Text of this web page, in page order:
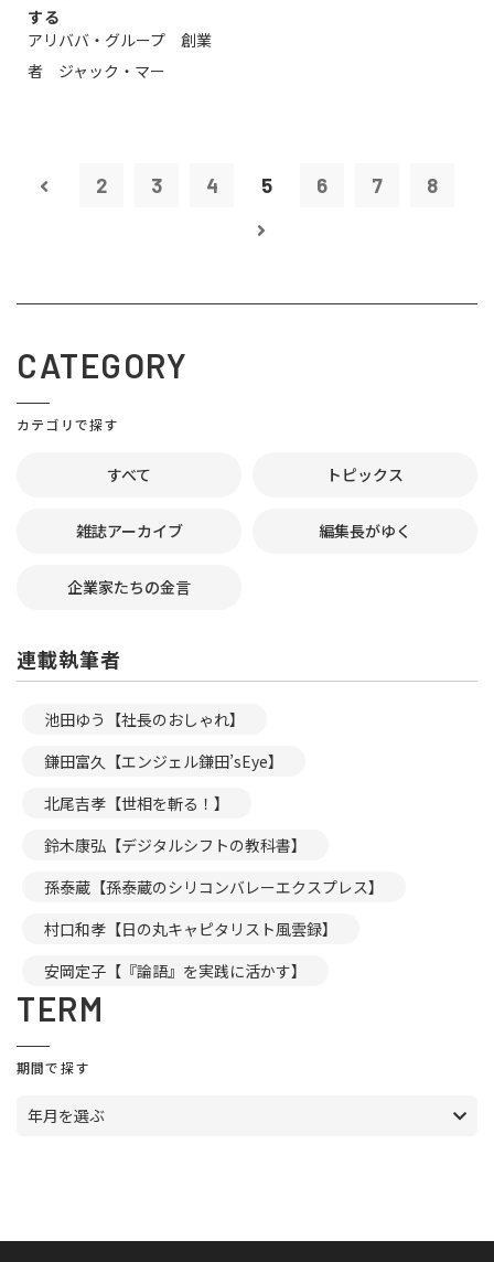
する
アリババ・グループ 創業
者 ジャック・マー
2 3 4 5 6 7 8
CATEGORY
カテゴリで探す
すべて トピックス
雑誌アーカイブ 編集長がゆく
企業家たちの金言
連載執筆者
池田ゆう【社長のおしゃれ】
鎌田富久【エンジェル鎌田’sEye】
北尾吉孝【世相を斬る！】
鈴木康弘【デジタルシフトの教科書】
孫泰蔵【孫泰蔵のシリコンバレーエクスプレス】
村口和孝【日の丸キャピタリスト風雲録】
安岡定子【『論語』を実践に活かす】
TERM
期間で探す
年月を選ぶ